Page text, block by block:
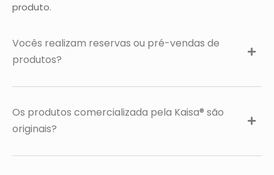
produto.
Vocês realizam reservas ou pré-vendas de
produtos?
Os produtos comercializada pela Kaisa® são
originais?